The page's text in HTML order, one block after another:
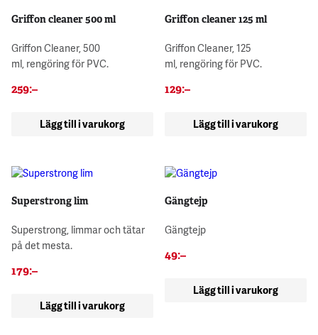
Griffon cleaner 500 ml
Griffon Cleaner, 500
ml, rengöring för PVC.
259:–
Lägg till i varukorg
Griffon cleaner 125 ml
Griffon Cleaner, 125
ml, rengöring för PVC.
129:–
Lägg till i varukorg
Superstrong lim
Superstrong, limmar och tätar
på det mesta.
179:–
Lägg till i varukorg
Gängtejp
Gängtejp
49:–
Lägg till i varukorg